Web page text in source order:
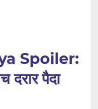
Spoiler:
दरार पैदा